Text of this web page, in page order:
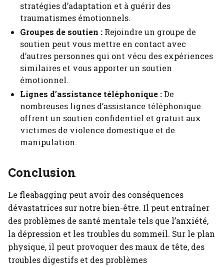
stratégies d’adaptation et à guérir des
traumatismes émotionnels.
Groupes de soutien : Rejoindre un groupe de
soutien peut vous mettre en contact avec
d’autres personnes qui ont vécu des expériences
similaires et vous apporter un soutien
émotionnel.
Lignes d’assistance téléphonique :De
nombreuses lignes d’assistance téléphonique
offrent un soutien confidentiel et gratuit aux
victimes de violence domestique et de
manipulation.
Conclusion
Le fleabagging peut avoir des conséquences
dévastatrices sur notre bien-être. Il peut entraîner
des problèmes de santé mentale tels que l’anxiété,
la dépression et les troubles du sommeil. Sur le plan
physique, il peut provoquer des maux de tête, des
troubles digestifs et des problèmes